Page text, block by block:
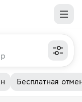
Бесплатная